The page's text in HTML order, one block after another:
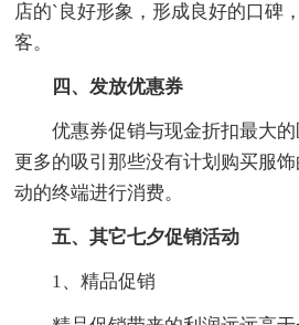
店的`良好形象，形成良好的口碑
客。
四、发放优惠券
优惠券促销与现金折扣最大
更多的吸引那些没有计划购买服
动的终端进行消费。
五、其它七夕促销活动
1、精品促销